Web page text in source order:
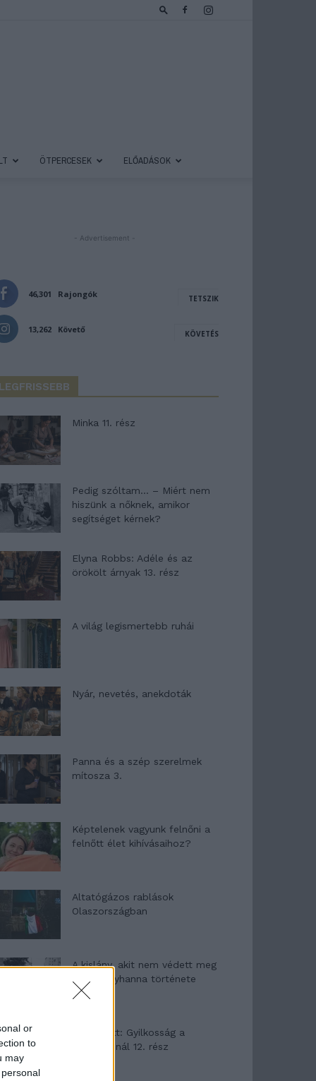
or
to
may
ÖTPERCESEK ELŐADÁSOK
- Advertisement -
46,301 Rajongók TETSZIK
13,262 Követő KÖVETÉS
Minka 11. rész
Pedig szóltam… – Miért nem
hiszünk a nőknek, amikor
segítséget kérnek?
Elyna Robbs: Adéle és az
örökölt árnyak 13. rész
A világ legismertebb ruhái
Nyár, nevetés, anekdoták
Panna és a szép szerelmek
mítosza 3.
Képtelenek vagyunk felnőni a
felnőtt élet kihívásaihoz?
Altatógázos rablások
Olaszországban
A kislány, akit nem védett meg
senki – Lyhanna története
T. Barnett: Gyilkosság a
Garda-tónál 12. rész